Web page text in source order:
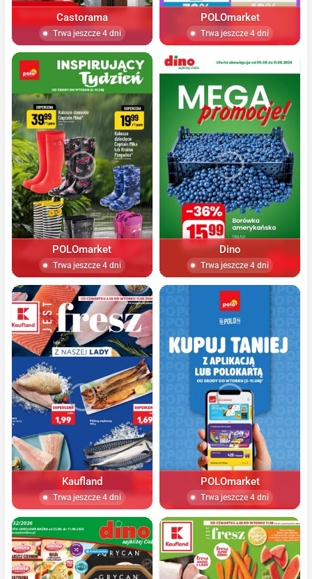
Castorama
Trwa jeszcze 4 dni
POLOmarket
Trwa jeszcze 4 dni
POLOmarket
Trwa jeszcze 4 dni
Dino
Trwa jeszcze 4 dni
Kaufland
Trwa jeszcze 4 dni
POLOmarket
Trwa jeszcze 4 dni